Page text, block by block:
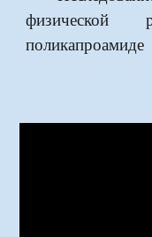
физической
поликапроамиде